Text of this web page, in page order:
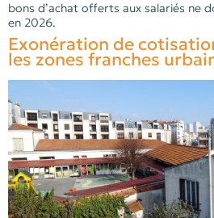
bons d’achat offerts aux salariés ne
en 2026.
Exonération de
les zones franches